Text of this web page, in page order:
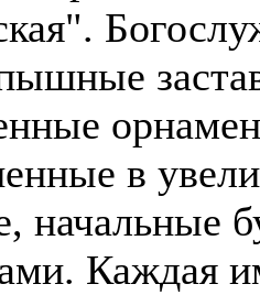
в
начальные
Каждая